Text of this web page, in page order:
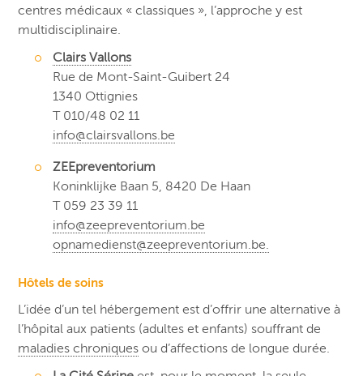
centres médicaux « classiques », l’approche y est
multidisciplinaire.
Clairs Vallons
Rue de Mont-Saint-Guibert 24
1340 Ottignies
T 010/48 02 11
info@clairsvallons.be
ZEEpreventorium
Koninklijke Baan 5, 8420 De Haan
T 059 23 39 11
info@zeepreventorium.be
opnamedienst@zeepreventorium.be.
Hôtels de soins
L’idée d’un tel hébergement est d’offrir une alternative à
l’hôpital aux patients (adultes et enfants) souffrant de
maladies chroniques ou d’affections de longue durée.